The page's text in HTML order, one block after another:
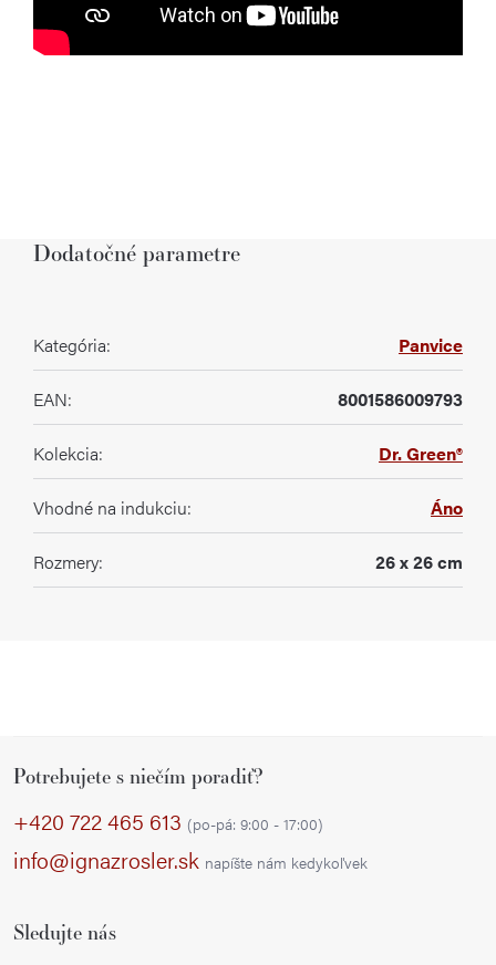
Dodatočné parametre
Kategória: Panvice
EAN: 8001586009793
Kolekcia: Dr. Green®
Vhodné na indukciu: Áno
Rozmery: 26 x 26 cm
Potrebujete s niečím poradiť?
+420 722 465 613 (po-pá: 9:00 - 17:00)
info@ignazrosler.sk napíšte nám kedykoľvek
Sledujte nás